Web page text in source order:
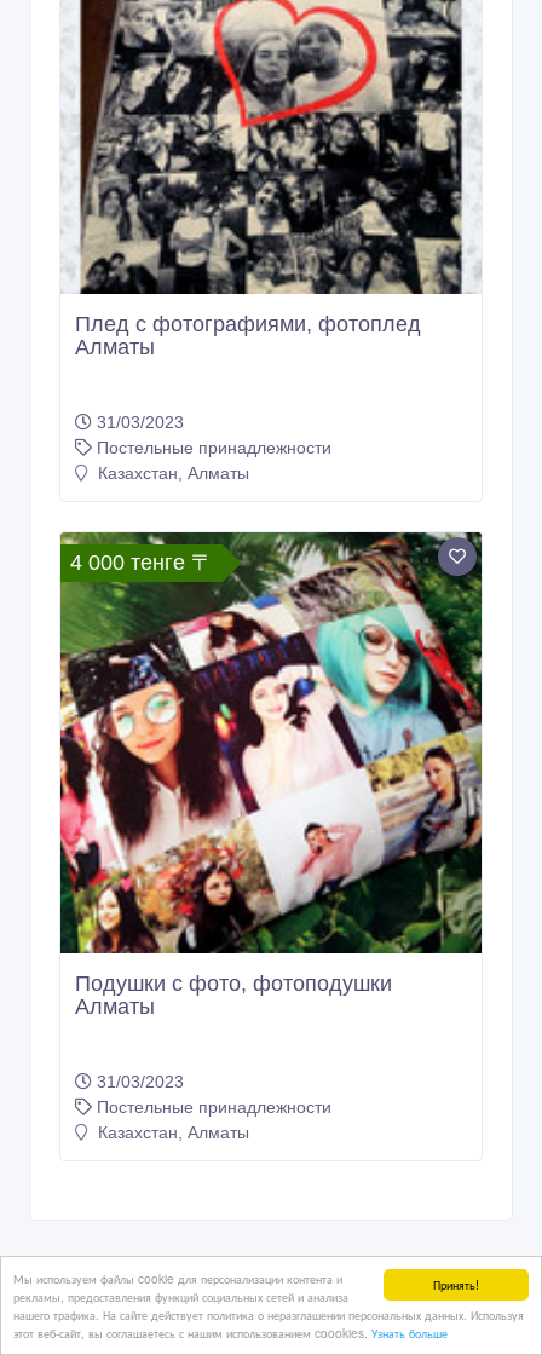
Принять!
Мы используем файлы cookie для персонализации контента и
рекламы, предоставления функций социальных сетей и анализа
нашего трафика. На сайте действует политика о неразглашении персональных данных. Используя
этот веб-сайт, вы соглашаетесь с нашим использованием coookies. Узнать больше
20/05/2025
Постельные принадлежности
Казахстан, Алматы
12 000 тенге 〒
Плед с фотографиями, фотоплед
Алматы
31/03/2023
Постельные принадлежности
Казахстан, Алматы
4 000 тенге 〒
31/03/2023